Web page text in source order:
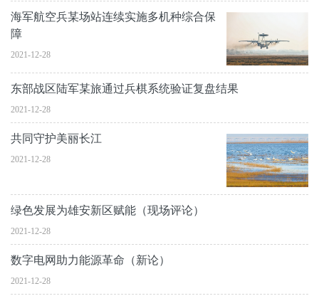
海军航空兵某场站连续实施多机种综合保
障
2021-12-28
东部战区陆军某旅通过兵棋系统验证复盘结果
2021-12-28
共同守护美丽长江
2021-12-28
绿色发展为雄安新区赋能（现场评论）
2021-12-28
数字电网助力能源革命（新论）
2021-12-28